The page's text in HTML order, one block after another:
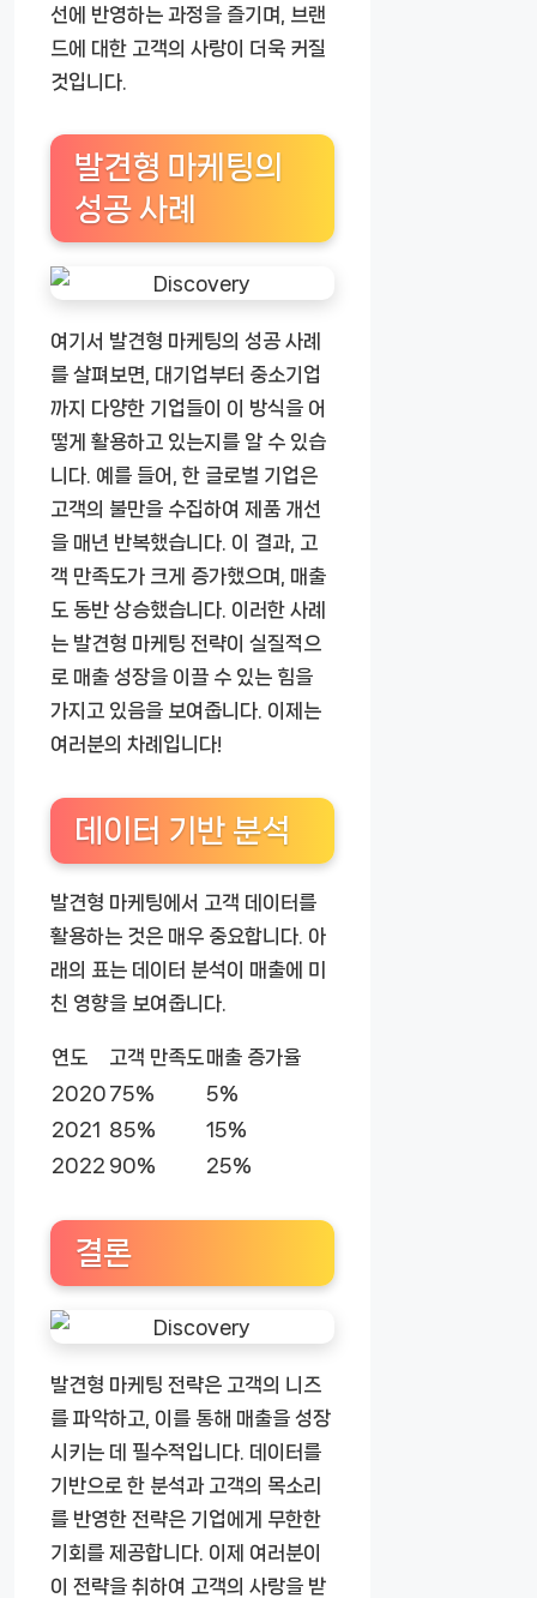
선에 반영하는 과정을 즐기며, 브랜
드에 대한 고객의 사랑이 더욱 커질
것입니다.
발견형 마케팅의
성공 사례
여기서 발견형 마케팅의 성공 사례
를 살펴보면, 대기업부터 중소기업
까지 다양한 기업들이 이 방식을 어
떻게 활용하고 있는지를 알 수 있습
니다. 예를 들어, 한 글로벌 기업은
고객의 불만을 수집하여 제품 개선
을 매년 반복했습니다. 이 결과, 고
객 만족도가 크게 증가했으며, 매출
도 동반 상승했습니다. 이러한 사례
는 발견형 마케팅 전략이 실질적으
로 매출 성장을 이끌 수 있는 힘을
가지고 있음을 보여줍니다. 이제는
여러분의 차례입니다!
데이터 기반 분석
발견형 마케팅에서 고객 데이터를
활용하는 것은 매우 중요합니다. 아
래의 표는 데이터 분석이 매출에 미
친 영향을 보여줍니다.
연도 고객 만족도 매출 증가율
2020 75%
5%
2021 85%
15%
2022 90% 25%
결론
발견형 마케팅 전략은 고객의 니즈
를 파악하고, 이를 통해 매출을 성장
시키는 데 필수적입니다. 데이터를
기반으로 한 분석과 고객의 목소리
를 반영한 전략은 기업에게 무한한
기회를 제공합니다. 이제 여러분이
이 전략을 취하여 고객의 사랑을 받